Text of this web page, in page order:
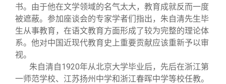
兴趣群体
西南联大校友会
捐赠方法
义工计划
我要订阅
新媒体平台
清华故事
青春风采
校友文苑
终身学习
信息化服务
三创大赛
校友总会
总会简介
会长致辞
关闭
书。由于他在文学领域的名气太大，教育成就反而一度
被遮蔽。参加座谈会的专家学者们指出，朱自清先生毕
生从事教育，在语文教育方面形成了较为完整的理论体
系。他对中国近现代教育史上重要贡献应该重新予以审
视。
朱自清自1920年从北京大学毕业后，先后在浙江第
一师范学校、江苏扬州中学和浙江春晖中学等校任教。